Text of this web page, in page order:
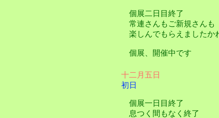
個展二日目終了
常連さんもご新規さんも
楽しんでもらえましたか
個展、開催中です
十二月五日
初日
個展一日目終了
息つく間もなく終了